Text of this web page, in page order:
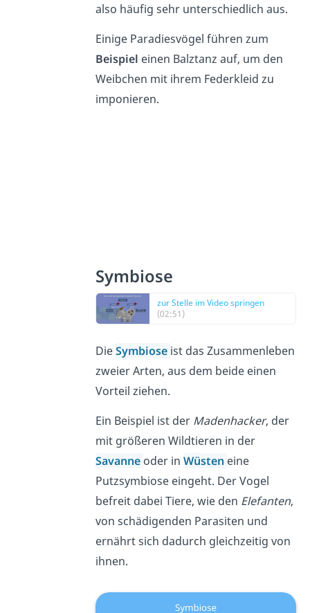
also häufig sehr unterschiedlich aus.
Einige Paradiesvögel führen zum
Beispiel einen Balztanz auf, um den
Weibchen mit ihrem Federkleid zu
imponieren.
Symbiose
zur Stelle im Video springen
(02:51)
DieSymbiose ist das Zusammenleben
zweier Arten, aus dem beide einen
Vorteil ziehen.
Ein Beispiel ist der Madenhacker, der
mit größeren Wildtieren in der
Savanne oder inWüsten eine
Putzsymbiose eingeht. Der Vogel
befreit dabei Tiere, wie den Elefanten,
von schädigenden Parasiten und
ernährt sich dadurch gleichzeitig von
ihnen.